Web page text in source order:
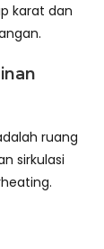
karat dan
ruang
sirkulasi